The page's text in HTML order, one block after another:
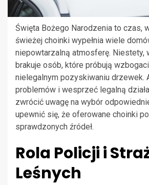
Święta Bożego Narodzenia to czas,
świeżej choinki wypełnia wiele
niepowtarzalną atmosferę. Niestety,
brakuje osób, które próbują
nielegalnym pozyskiwaniu drzewek.
problemów i wesprzeć legalną
zwrócić uwagę na wybór
upewnić się, że oferowane choinki
sprawdzonych źródeł.
Rola Policji i
Leśnych